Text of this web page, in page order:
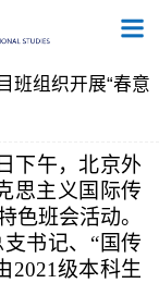
班组织开展“春意
日下午，北京外
思主义国际传
色班会活动。
书记、 “ 国传
2021级本科生